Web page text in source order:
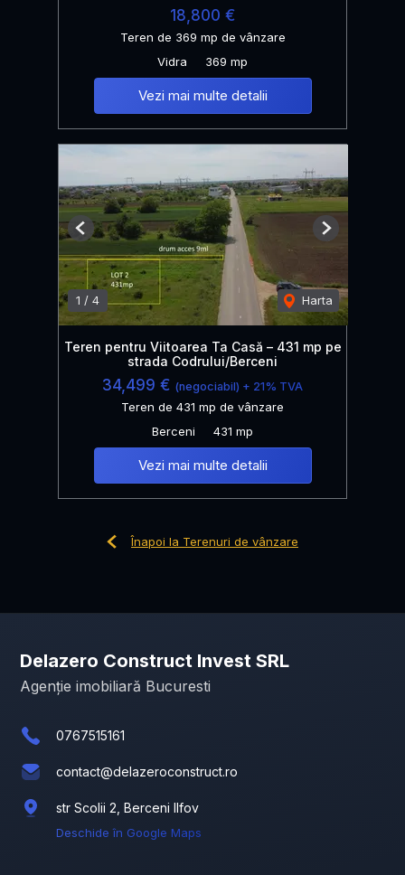
18,800 €
Teren de 369 mp de vânzare
Vidra
369 mp
Vezi mai multe detalii
1 / 4 Harta
Previous Next
Teren pentru Viitoarea Ta Casă – 431 mp pe
strada Codrului/Berceni
34,499 € (negociabil) + 21% TVA
Teren de 431 mp de vânzare
Berceni
431 mp
Vezi mai multe detalii
Înapoi la Terenuri de vânzare
Delazero Construct Invest SRL
Agenție imobiliară Bucuresti
0767515161
contact@delazeroconstruct.ro
str Scolii 2, Berceni Ilfov
Deschide în Google Maps